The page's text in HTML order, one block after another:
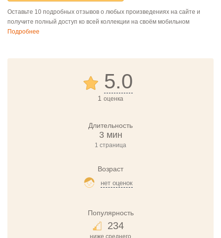
Оставьте 10 подробных отзывов о любых произведениях на сайте и
получите полный доступ ко всей коллекции на своём мобильном
Подробнее
5.0
1 оценка
Длительность
3 мин
1 страница
Возраст
нет оценок
Популярность
234
ниже среднего